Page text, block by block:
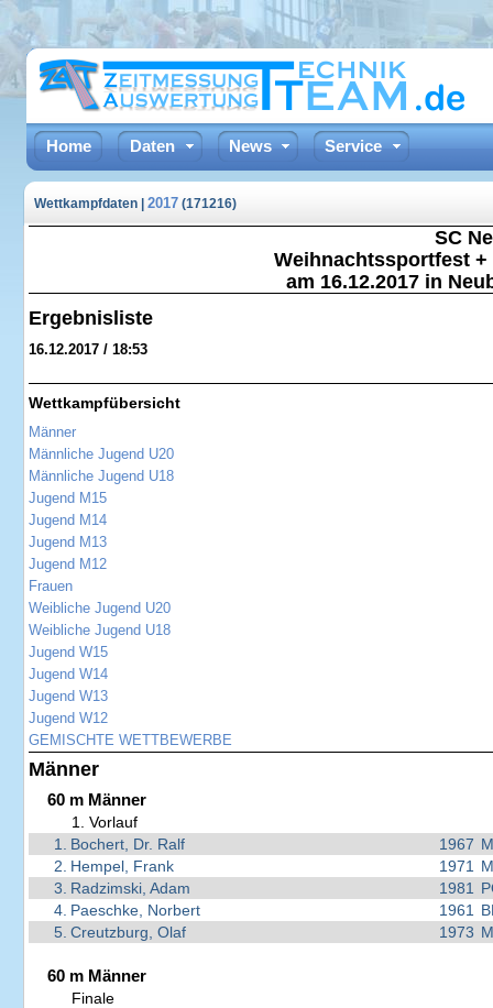
Home Daten News Service
Wettkampfdaten | 2017 (171216)
SC
Weihnachtssportfest +
am 16.12.2017 in
Ergebnisliste
16.12.2017 / 18:53
Wettkampfübersicht
Männer
Männliche Jugend U20
Männliche Jugend U18
Jugend M15
Jugend M14
Jugend M13
Jugend M12
Frauen
Weibliche Jugend U20
Weibliche Jugend U18
Jugend W15
Jugend W14
Jugend W13
Jugend W12
GEMISCHTE WETTBEWERBE
Männer
60 m Männer
1. Vorlauf
1.
Bochert, Dr. Ralf 1967
2. Hempel, Frank 1971
3. Radzimski, Adam 1981
4. Paeschke, Norbert 1961
5. Creutzburg, Olaf 1973
60 m Männer
Finale